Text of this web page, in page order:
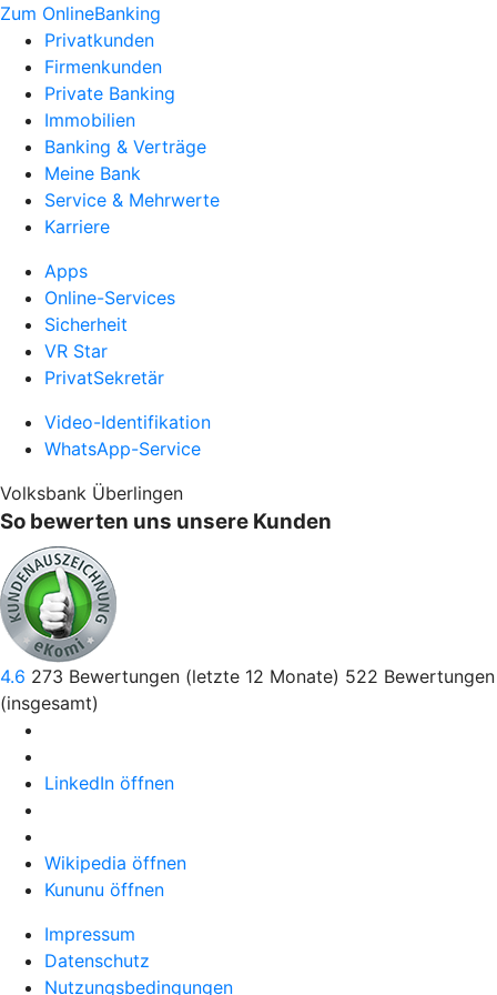
Zum OnlineBanking
Privatkunden
Firmenkunden
Private Banking
Immobilien
Banking & Verträge
Meine Bank
Service & Mehrwerte
Karriere
Apps
Online-Services
Sicherheit
VR Star
PrivatSekretär
Video-Identifikation
WhatsApp-Service
Volksbank Überlingen
So bewerten uns unsere Kunden
4.6 273 Bewertungen (letzte 12 Monate) 522 Bewertungen
(insgesamt)
LinkedIn öffnen
Wikipedia öffnen
Kununu öffnen
Impressum
Datenschutz
Nutzungsbedingungen